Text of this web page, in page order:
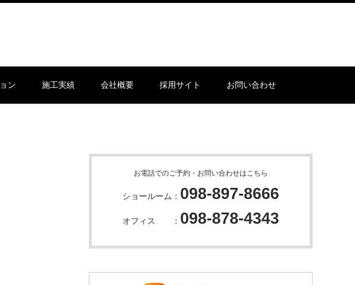
ン 施工実績 会社概要 採用サイト お問い合わせ
お電話でのご予約・お問い合わせはこちら
ショールーム： 098-897-8666
オフィス ： 098-878-4343